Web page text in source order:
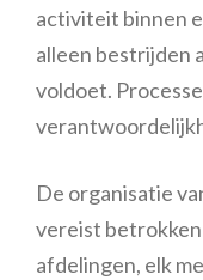
activiteit binnen
alleen bestrijden
voldoet.
De organisatie
vereist
afdelingen, elk